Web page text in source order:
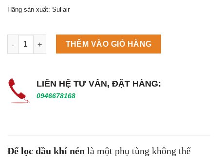
Hãng sản xuất: Sullair
Máy làm đá viên Scotsman NW458AS số lượng
THÊM VÀO GIỎ HÀNG
LIÊN HỆ TƯ VẤN, ĐẶT HÀNG:
0946678168
Đế lọc dầu khí nén là một phụ tùng không thể